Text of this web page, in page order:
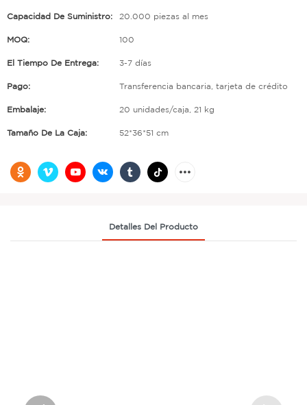
Capacidad De Suministro: 20.000 piezas al mes
MOQ: 100
El Tiempo De Entrega: 3-7 días
Pago: Transferencia bancaria, tarjeta de crédito
Embalaje: 20 unidades/caja, 21 kg
Tamaño De La Caja: 52*36*51 cm
Detalles Del Producto